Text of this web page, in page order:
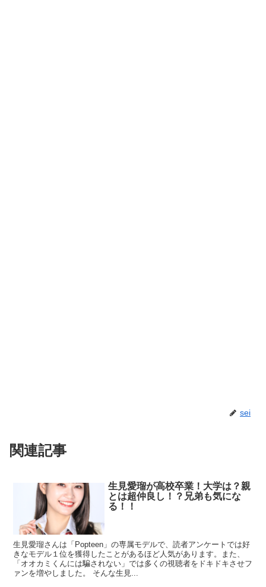
sei
関連記事
生見愛瑠が高校卒業！大学は？親
とは超仲良し！？兄弟も気にな
る！！
生見愛瑠さんは「Popteen」の専属モデルで、読者アンケートでは好
きなモデル１位を獲得したことがあるほど人気があります。また、
「オオカミくんには騙されない」では多くの視聴者をドキドキさせフ
ァンを増やしました。 そんな生見...